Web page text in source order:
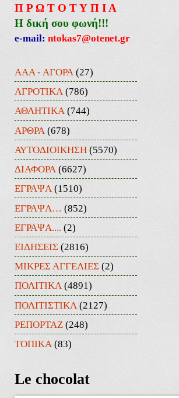
Π Ρ Ω Τ Ο Τ Υ Π Ι Α
Η δική σου φωνή!!!
e-mail: ntokas7@otenet.gr
ΑΑΑ - ΑΓΟΡΑ (27)
ΑΓΡΟΤΙΚΑ (786)
ΑΘΛΗΤΙΚΑ (744)
ΑΡΘΡΑ (678)
ΑΥΤΟΔΙΟΙΚΗΣΗ (5570)
ΔΙΑΦΟΡΑ (6627)
ΕΓΡΑΨΑ (1510)
ΕΓΡΑΨΑ… (852)
ΕΓΡΑΨΑ.... (2)
ΕΙΔΗΣΕΙΣ (2816)
ΜΙΚΡΕΣ ΑΓΓΕΛΙΕΣ (2)
ΠΟΛΙΤΙΚΑ (4891)
ΠΟΛΙΤΙΣΤΙΚΑ (2127)
ΡΕΠΟΡΤΑΖ (248)
ΤΟΠΙΚΑ (83)
Le chocolat